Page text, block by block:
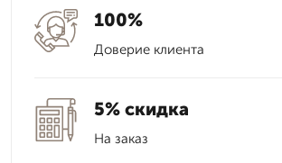
100%
Доверие клиента
5% скидка
На заказ